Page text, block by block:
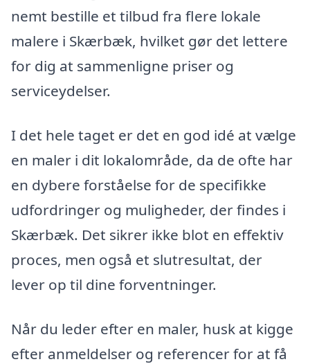
nemt bestille et tilbud fra flere lokale
malere i Skærbæk, hvilket gør det lettere
for dig at sammenligne priser og
serviceydelser.
I det hele taget er det en god idé at vælge
en maler i dit lokalområde, da de ofte har
en dybere forståelse for de specifikke
udfordringer og muligheder, der findes i
Skærbæk. Det sikrer ikke blot en effektiv
proces, men også et slutresultat, der
lever op til dine forventninger.
Når du leder efter en maler, husk at kigge
efter anmeldelser og referencer for at få